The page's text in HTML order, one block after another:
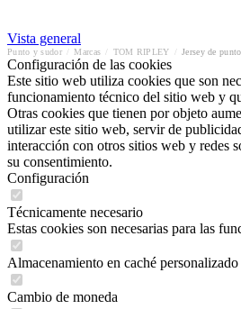
Vista general
Punto y sudor Marcas TOM RIPLEY Jersey de
Configuración de las cookies
Este sitio web utiliza cookies que son
funcionamiento técnico del sitio web y
Otras cookies que tienen por objeto
utilizar este sitio web, servir de
interacción con otros sitios web y redes
su consentimiento.
Configuración
Técnicamente necesario
Estas cookies son necesarias para las
Almacenamiento en caché personalizado
Cambio de moneda